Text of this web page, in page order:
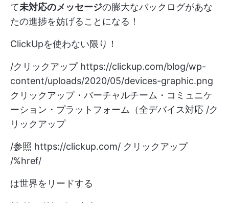
て未対応のメッセージの膨大なバックログがあな
たの進捗を妨げることになる！
ClickUpを使わない限り！
/クリックアップ https://clickup.com/blog/wp-
content/uploads/2020/05/devices-graphic.png
クリックアップ・バーチャルチーム・コミュニケ
ーション・プラットフォーム（全デバイス対応 /ク
リックアップ
/参照 https://clickup.com/ クリックアップ
/%href/
は世界をリードする